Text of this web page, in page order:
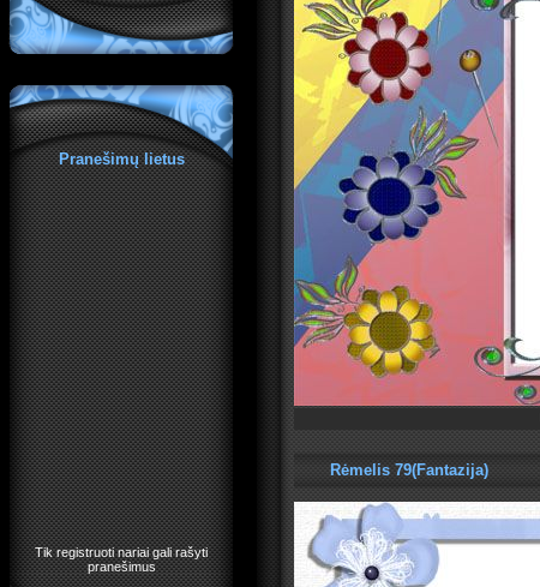
Pranešimų lietus
Tik registruoti nariai gali rašyti
pranešimus
Rėmelis 79(Fantazija)